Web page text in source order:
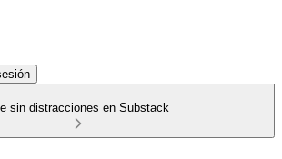
sin distracciones en Substack